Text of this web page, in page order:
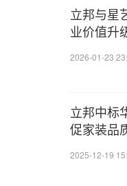
立邦与星
业价值升
2026-01-23
立邦中标
促家装品
2025-12-19